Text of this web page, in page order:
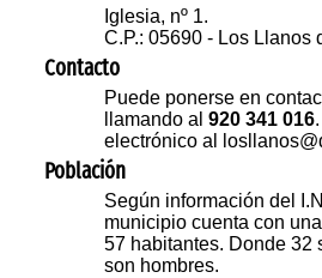
Iglesia, nº 1.
C.P.: 05690 - Los Llanos
Contacto
Puede ponerse en
llamando al920 341 016
electrónico al
Población
Según información del
municipio cuenta con
57 habitantes. Donde 32
son hombres.